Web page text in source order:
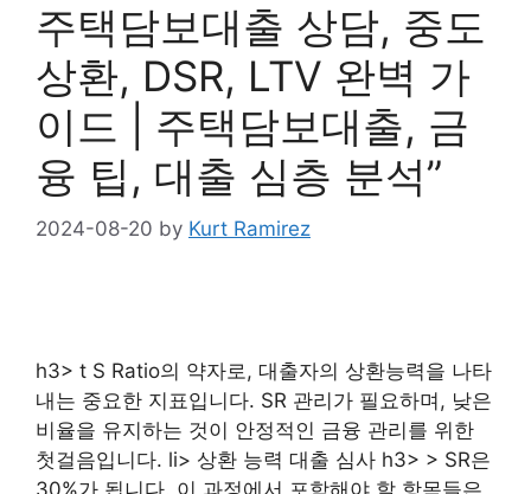
주택담보대출 상담, 중도
상환, DSR, LTV 완벽 가
이드 | 주택담보대출, 금
융 팁, 대출 심층 분석”
2024-08-20 by Kurt Ramirez
h3> t S Ratio의 약자로, 대출자의 상환능력을 나타
내는 중요한 지표입니다. SR 관리가 필요하며, 낮은
비율을 유지하는 것이 안정적인 금융 관리를 위한
첫걸음입니다. li> 상환 능력 대출 심사 h3> > SR은
30%가 됩니다. 이 과정에서 포함해야 할 항목들은